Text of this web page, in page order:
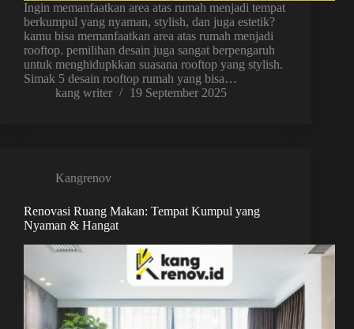
Ingin memanfaatkan area atas rumah menjadi tempat
berkumpul yang nyaman, stylish, dan juga estetik?
kamu bisa memanfaatkan area atas rumah menjadi
rooftop. pemilihan desain juga sangat berpengaruh
untuk menghidupkkan suasana rooftop yang stylish.
Simak 5 desain rooftop rumah yang bisa…
kang writer
19 September 2025
Kangrenov
Renovasi Ruang Makan: Tempat Kumpul yang
Nyaman & Hangat